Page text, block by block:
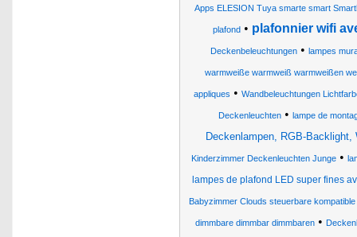
Apps ELESION Tuya smarte smart
plafond • plafonnier wifi
Deckenbeleuchtungen• lampes
warmweiße warmweiß warmweißen
appliques • Wandbeleuchtungen
Deckenleuchten • lampe de
Deckenlampen, RGB-Backlight,
Kinderzimmer Deckenleuchten Junge •
lampes de plafond LED super fines
Babyzimmer Clouds steuerbare
dimmbare dimmbar dimmbaren •